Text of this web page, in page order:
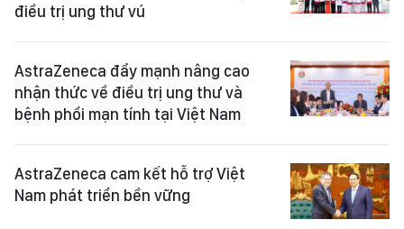
điều trị ung thư vú
AstraZeneca đẩy mạnh nâng cao
nhận thức về điều trị ung thư và
bệnh phổi mạn tính tại Việt Nam
AstraZeneca cam kết hỗ trợ Việt
Nam phát triển bền vững